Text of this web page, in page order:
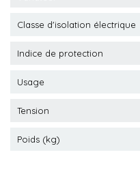
Classe d'isolation électrique
Indice de protection
Usage
Tension
Poids (kg)